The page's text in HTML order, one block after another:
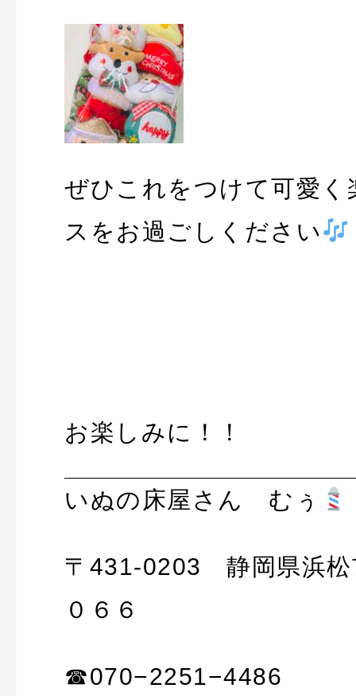
ぜひこれをつけて可愛く
スをお過ごしください
お楽しみに！！
いぬの床屋さん むぅ
〒431-0203 静岡県浜松
０６６
☎︎070−2251−4486